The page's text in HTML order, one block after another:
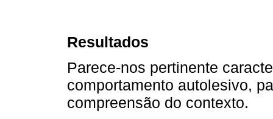
Resultados
Parece-nos pertinente
comportamento autolesivo,
compreensão do contexto.